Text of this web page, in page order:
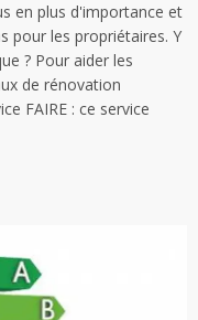
en plus d'importance et
pour les propriétaires. Y
? Pour aider les
de rénovation
FAIRE : ce service